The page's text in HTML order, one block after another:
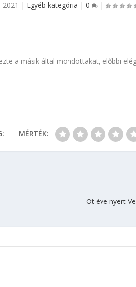
2021 | Egyéb kategória | 0 |
a másik által mondottakat, előbbi
MÉRTÉK:
Öt éve nyert